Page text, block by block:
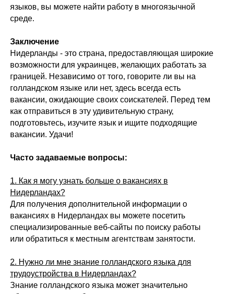
языков, вы можете найти работу в многоязычной
среде.
Заключение
Нидерланды - это страна, предоставляющая широкие
возможности для украинцев, желающих работать за
границей. Независимо от того, говорите ли вы на
голландском языке или нет, здесь всегда есть
вакансии, ожидающие своих соискателей. Перед тем
как отправиться в эту удивительную страну,
подготовьтесь, изучите язык и ищите подходящие
вакансии. Удачи!
Часто задаваемые вопросы:
1. Как я могу узнать больше о вакансиях в
Нидерландах?
Для получения дополнительной информации о
вакансиях в Нидерландах вы можете посетить
специализированные веб-сайты по поиску работы
или обратиться к местным агентствам занятости.
2. Нужно ли мне знание голландского языка для
трудоустройства в Нидерландах?
Знание голландского языка может значительно